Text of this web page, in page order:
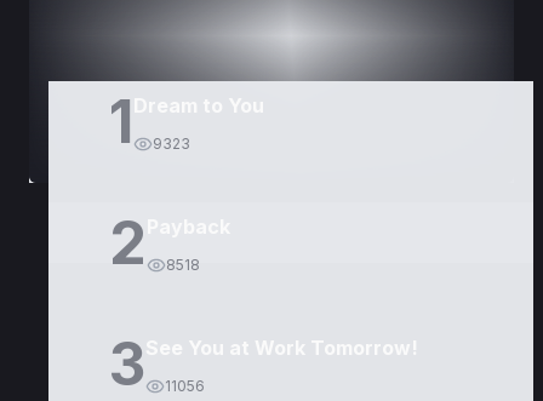
1 9323
2 8518
3See You at Work Tomorrow!
11056